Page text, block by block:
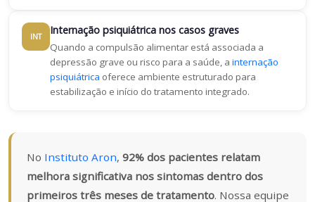
INT Internação psiquiátrica nos casos graves
Quando a compulsão alimentar está associada a
depressão grave ou risco para a saúde, a internação
psiquiátrica oferece ambiente estruturado para
estabilização e início do tratamento integrado.
No Instituto Aron, 92% dos pacientes relatam
melhora significativa nos sintomas dentro dos
primeiros três meses de tratamento. Nossa equipe